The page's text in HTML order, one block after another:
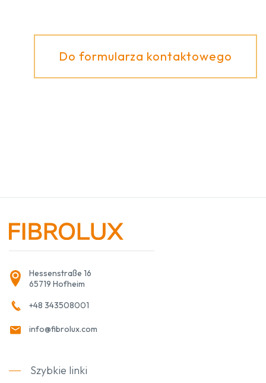
Do formularza kontaktowego
Hessenstraße 16
65719 Hofheim
+48 343508001
info@fibrolux.com
Szybkie linki